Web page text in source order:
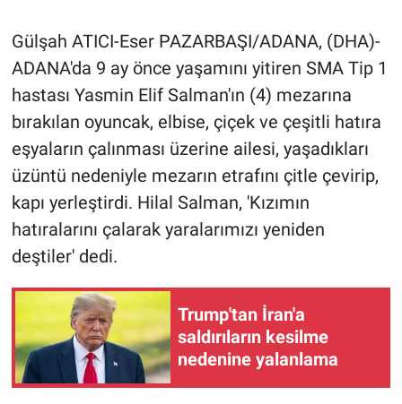
Gülşah ATICI-Eser PAZARBAŞI/ADANA, (DHA)-
ADANA'da 9 ay önce yaşamını yitiren SMA Tip 1
hastası Yasmin Elif Salman'ın (4) mezarına
bırakılan oyuncak, elbise, çiçek ve çeşitli hatıra
eşyaların çalınması üzerine ailesi, yaşadıkları
üzüntü nedeniyle mezarın etrafını çitle çevirip,
kapı yerleştirdi. Hilal Salman, 'Kızımın
hatıralarını çalarak yaralarımızı yeniden
deştiler' dedi.
Trump'tan İran'a
saldırıların kesilme
nedenine yalanlama
Gün Bitiyor
Gün Ortası
Gündem Özel
Günün görüntüsü
Haber
İlan
Kimdir
Koronavirüs